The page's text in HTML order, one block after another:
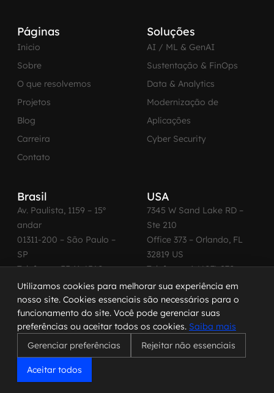
Páginas
Inicio
Sobre
O que resolvemos
Projetos
Blog
Carreira
Contato
Soluções
AI / ML & GenAI
Sustentação & FinOps
Data & Analytics
Modernização de
Aplicações
Cyber Security
Brasil
Av. Paulista, 1159 – 15º
andar
01311-200 – São Paulo –
SP
Telefone: +55 11 4560-
2600
USA
7345 W Sand Lake RD –
Ste 210
Office 373 – Orlando, FL
32819 US
Telefone: +1 (407) 270-
3065
© 2026 MadeinWeb. Todos os direitos reservados.
Termo de Uso | Política de Privacidade |
Política de Cookies
Utilizamos cookies para melhorar sua experiência em
nosso site. Cookies essenciais são necessários para o
funcionamento do site. Você pode gerenciar suas
preferências ou aceitar todos os cookies. Saiba mais
Gerenciar preferências
Rejeitar não essenciais
Aceitar todos